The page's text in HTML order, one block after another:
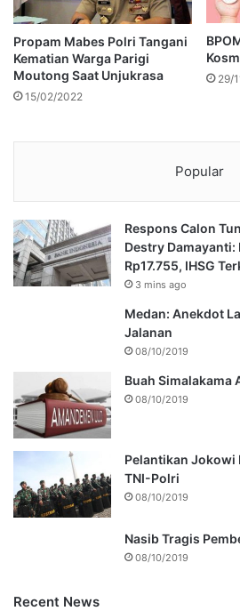
Propam Mabes Polri Tangani
Kematian Warga Parigi
Moutong Saat Unjukrasa
15/02/2022
29/
Popular
Respons Calon
Destry
Rp17.755, IHSG
3 mins ago
Medan: Anekdot
Jalanan
08/10/2019
Buah Simalakama
08/10/2019
Pelantikan Jokowi
TNI-Polri
08/10/2019
Nasib Tragis
08/10/2019
Recent News